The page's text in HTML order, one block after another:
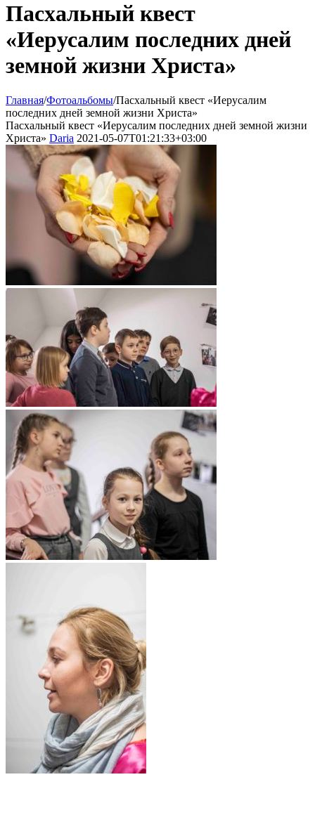
Пасхальный квест
«Иерусалим последних дней
земной жизни Христа»
Главная/Фотоальбомы/Пасхальный квест «Иерусалим
последних дней земной жизни Христа»
Пасхальный квест «Иерусалим последних дней земной жизни
Христа» Daria 2021-05-07T01:21:33+03:00